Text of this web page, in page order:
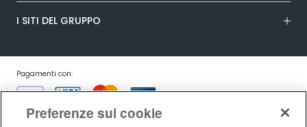
I SITI DEL GRUPPO
Pagamenti con:
Preferenze sui cookie